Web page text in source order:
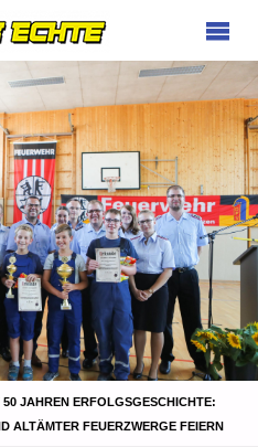
50 JAHREN ERFOLGSGESCHICHTE:
ALTÄMTER FEUERZWERGE FEIERN